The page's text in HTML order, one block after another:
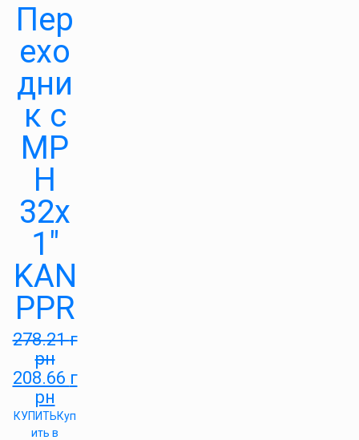
Пер
ехо
дни
к с
МР
Н
32х
1″
KAN
PPR
278.21г
рн
208.66 г
рн
КУПИТЬКуп
ить в